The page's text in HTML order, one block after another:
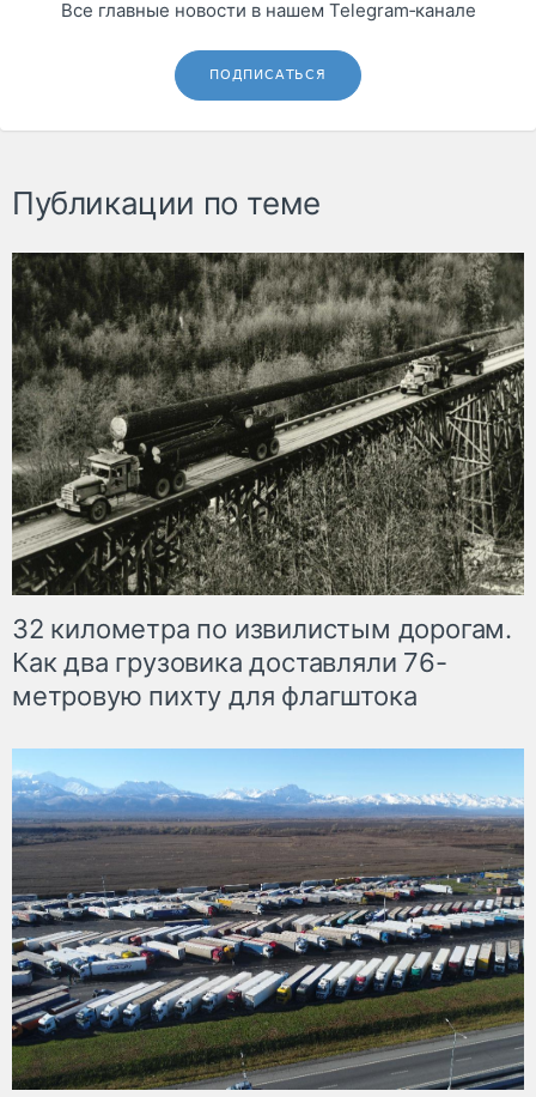
Все главные новости в нашем Telegram‑канале
ПОДПИСАТЬСЯ
Публикации по теме
32 километра по извилистым дорогам.
Как два грузовика доставляли 76-
метровую пихту для флагштока